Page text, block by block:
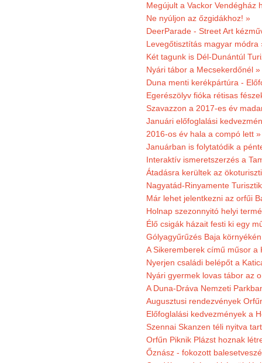
Megújult a Vackor Vendégház
Ne nyúljon az őzgidákhoz! »
DeerParade - Street Art
Levegőtisztítás magyar módra
Két tagunk is Dél-Dunántúl
Nyári tábor a Mecsekerdőnél »
Duna menti kerékpártúra -
Egerészölyv fióka rétisas
Szavazzon a 2017-es év
Januári előfoglalási
2016-os év hala a compó lett »
Januárban is folytatódik a
Interaktív ismeretszerzés a
Átadásra kerültek az
Nagyatád-Rinyamente
Már lehet jelentkezni az orfűi
Holnap szezonnyitó helyi
Élő csigák házait festi ki egy
Gólyagyűrűzés Baja
A Sikeremberek című műsor a
Nyerjen családi belépőt a
Nyári gyermek lovas tábor az
A Duna-Dráva Nemzeti
Augusztusi rendezvények
Előfoglalási kedvezmények a
Szennai Skanzen téli nyitva
Orfűn Piknik Plázst hoznak
Őznász - fokozott